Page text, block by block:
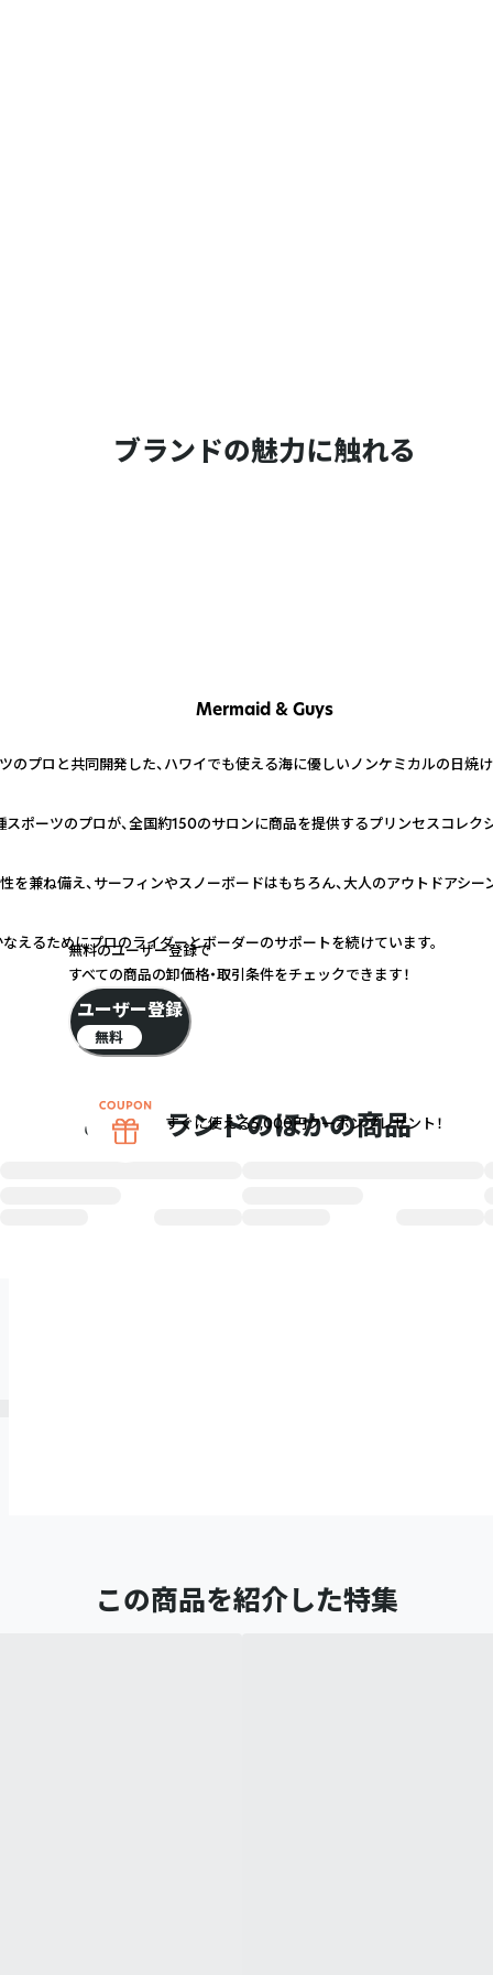
ブランドの魅力に触れる
Mermaid & Guys
のプロと共同開発した、ハワイでも使える海に優しいノンケミカルの日焼
ポーツのプロが、全国約150のサロンに商品を提供するプリンセスコレ
を兼ね備え、サーフィンやスノーボードはもちろん、大人のアウトドアシー
るためにプロのライダーとボーダーのサポートを続けています。
このブランドのほかの商品
この商品を紹介した特集
無料のユーザー登録で
すべての商品の卸価格・取引条件をチェックできます！
ユーザー登録
無料
すぐに使える5,000円クーポンプレゼント！